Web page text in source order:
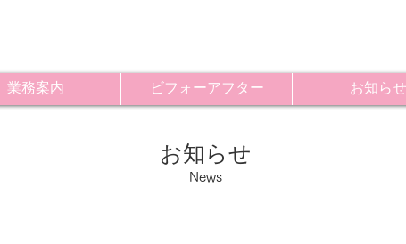
業務案内 ビフォーアフター お知らせ
​お知らせ
News